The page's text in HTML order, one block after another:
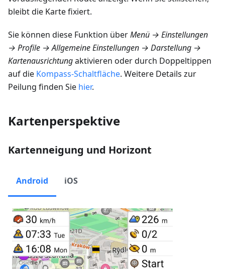
bleibt die Karte fixiert.
Sie können diese Funktion überMenü → Einstellungen
→ Profile → Allgemeine Einstellungen → Darstellung →
Kartenausrichtungaktivieren oder durch Doppeltippen
auf die Kompass-Schaltfläche. Weitere Details zur
Peilung finden Sie hier.
Kartenperspektive
Kartenneigung und Horizont
Android iOS